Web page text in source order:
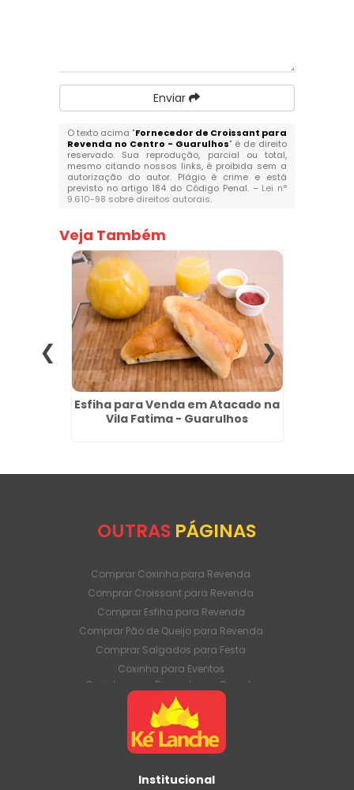
Enviar
O texto acima "Fornecedor de Croissant para
Revenda no Centro - Guarulhos" é de direito
reservado. Sua reprodução, parcial ou total,
mesmo citando nossos links, é proibida sem a
autorização do autor. Plágio é crime e está
previsto no artigo 184 do Código Penal. – Lei n°
9.610-98 sobre direitos autorais.
Veja Também
Esfiha para Venda em Atacado na
Vila Fatima - Guarulhos
OUTRAS PÁGINAS
Comprar Coxinha para Revenda
Comprar Croissant para Revenda
Comprar Esfiha para Revenda
Comprar Pão de Queijo para Revenda
Comprar Salgados para Festa
Coxinha para Eventos
Coxinha para Revenda em Grande
Quantidade
Coxinha para Venda Direto da Fábrica
Coxinha para Venda em Atacado
Croissant para Revenda em Grande
Croissant para Venda Direto da Fábrica
Institucional